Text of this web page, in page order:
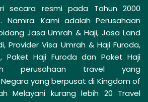
secara resmi pada Tahun 2000
Namira. Kami adalah Perusahaan
Jasa Umrah & Haji, Jasa Land
Provider Visa Umrah & Haji Furoda,
Paket Haji Furoda dan Paket Haji
perusahaan travel yang
yang berpusat di Kingdom of
Melayani kurang lebih 20 Travel